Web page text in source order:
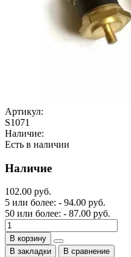
Артикул:
S1071
Наличие:
Есть в наличии
Наличие
102.00 руб.
5 или более: - 94.00 руб.
50 или более: - 87.00 руб.
В корзину
В закладки
В сравнение